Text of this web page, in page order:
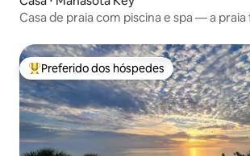
Casa de praia com piscina e spa — a
Entre os melhores preferidos dos
Preferido dos hóspedes